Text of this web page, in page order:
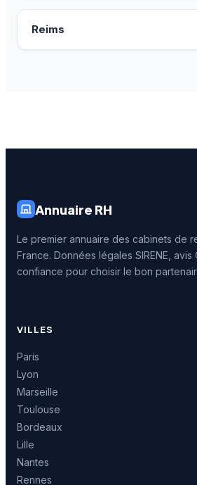
Reims
Annuaire RH
Le premier annuaire des cabinets de
France. Données légales SIRENE,
confiance pour choisir le bon
VILLES
Paris
Lyon
Marseille
Toulouse
Bordeaux
Lille
Nantes
Rennes